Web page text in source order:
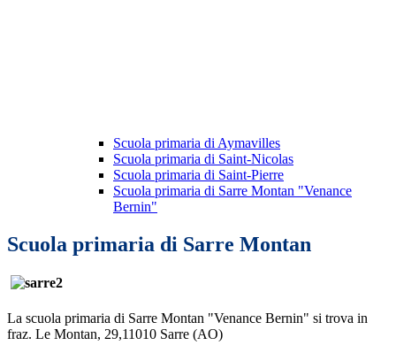
Scuola primaria di Aymavilles
Scuola primaria di Saint-Nicolas
Scuola primaria di Saint-Pierre
Scuola primaria di Sarre Montan "Venance
Bernin"
Scuola primaria di Sarre Montan
La scuola primaria di Sarre Montan "Venance Bernin" si trova in
fraz. Le Montan, 29,11010 Sarre (AO)